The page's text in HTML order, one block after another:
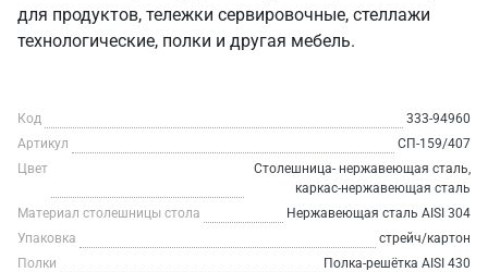
для продуктов, тележки сервировочные, стеллажи
технологические, полки и другая мебель.
Код
333-94960
Артикул
СП-159/407
Цвет
Столешница- нержавеющая сталь,
каркас-нержавеющая сталь
Материал столешницы стола
Нержавеющая сталь AISI 304
Упаковка
стрейч/картон
Полки
Полка-решётка AISI 430